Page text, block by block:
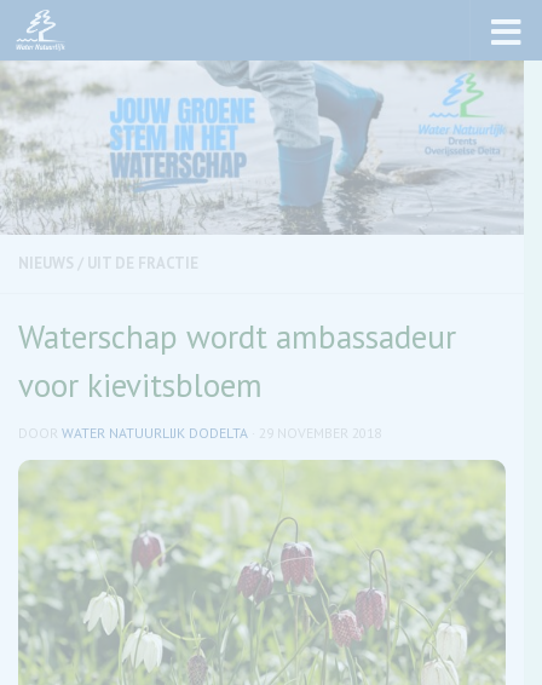
Skip to content
NIEUWS / UIT DE FRACTIE
Waterschap wordt ambassadeur
voor kievitsbloem
DOOR WATER NATUURLIJK DODELTA 29 NOVEMBER 2018